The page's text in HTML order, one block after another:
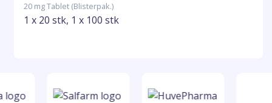
20 mg Tablet (Blisterpak.)
1 x 20 stk, 1 x 100 stk